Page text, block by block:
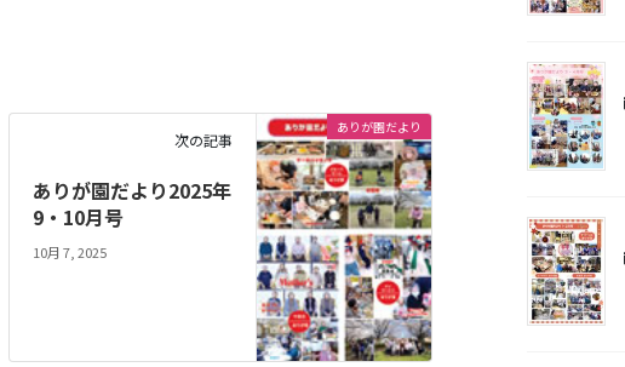
ありが園だより
次の記事
ありが園だより2025年
9・10月号
10月 7, 2025